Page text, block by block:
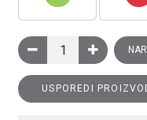
Okvir ukrasni, bijeli,
USPOREDI